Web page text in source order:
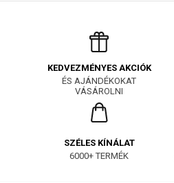
KEDVEZMÉNYES AKCIÓK
ÉS AJÁNDÉKOKAT
VÁSÁROLNI
SZÉLES KÍNÁLAT
6000+ TERMÉK